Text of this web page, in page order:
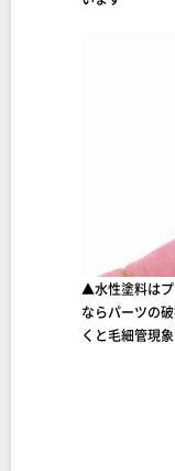
▲水性塗料は
ならパーツの
くと毛細管現